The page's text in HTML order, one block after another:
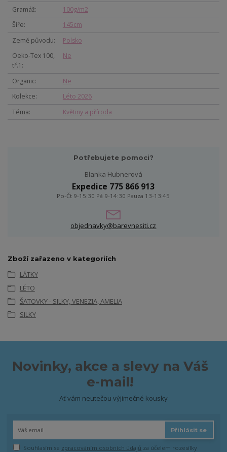
Gramáž
100g/m2
Šíře
145cm
Země původu
Polsko
Oeko-Tex 100,
tř.1
Ne
Organic
Ne
Kolekce
Léto 2026
Téma
Květiny a příroda
Potřebujete pomoci?
Blanka Hubnerová
Expedice 775 866 913
Po-Čt 9-15:30 Pá 9-14:30 Pauza 13-13:45
objednavky@barevnesiti.cz
Zboží zařazeno v kategoriích
LÁTKY
LÉTO
ŠATOVKY - SILKY, VENEZIA, AMELIA
SILKY
Novinky, akce a slevy na Váš
e-mail!
Ať vám neutečou výjimečné kousky
Přihlásit se
Souhlasím se zpracováním osobních údajů za účelem rozesílky